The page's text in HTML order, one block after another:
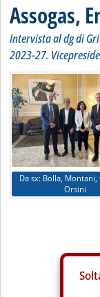
Assogas,
Intervista al dg di
2023-27.
Da sx: Bolla,
Orsini